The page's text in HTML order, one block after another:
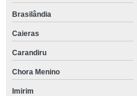
Brasilândia
Caieras
Carandiru
Chora Menino
Imirim